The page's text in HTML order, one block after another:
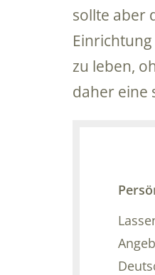
sollte aber
zu leben,
daher eine